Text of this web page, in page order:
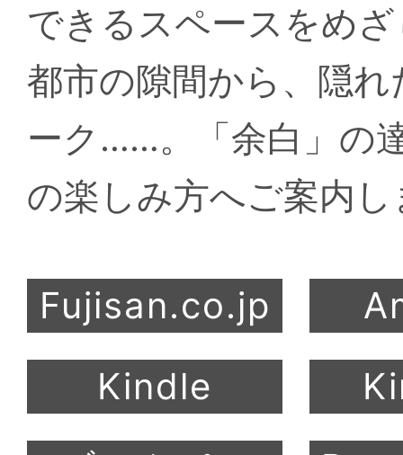
できるスペースをめ
都市の隙間から、隠
ーク……。「余白」の
の楽しみ方へご案内